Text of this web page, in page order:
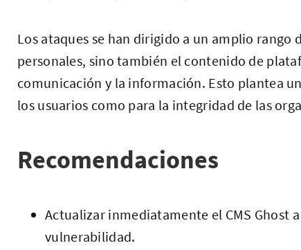
Los ataques se han dirigido a un amplio
personales, sino también el contenido de
comunicación y la información. Esto plantea
los usuarios como para la integridad de las
Recomendaciones
Actualizar inmediatamente el CMS Ghost
vulnerabilidad.